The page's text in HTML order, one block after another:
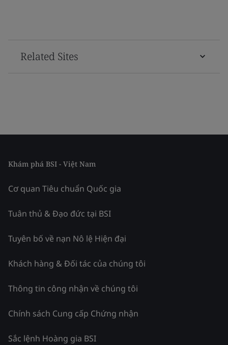
Related Sites
Khám phá BSI - Việt Nam
Cơ quan Tiêu chuẩn Quốc gia
Tuân thủ & Đạo đức tại BSI
Tuyên bố về nạn Nô lệ Hiện đại
Khách hàng & Đối tác của chúng tôi
Thông tin công nhận về chúng tôi
Chính sách Cung cấp Chứng nhận
Sắc lệnh Hoàng gia BSI